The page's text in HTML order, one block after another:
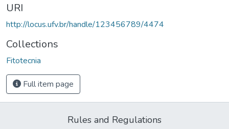
URI
http://locus.ufv.br/handle/123456789/4474
Collections
Fitotecnia
Full item page
Rules and Regulations